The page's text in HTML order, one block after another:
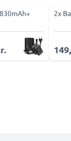
2x